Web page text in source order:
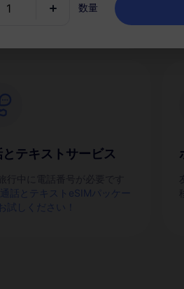
テキストサービス
通話とテキストeSIMパッケー
試しください！
数量